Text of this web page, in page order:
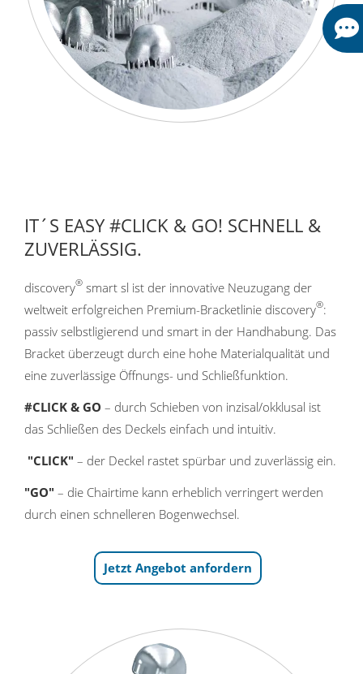
IT´S EASY #CLICK & GO! SCHNELL &
ZUVERLÄSSIG.
discovery® smart sl ist der innovative Neuzugang der
weltweit erfolgreichen Premium-Bracketlinie discovery®:
passiv selbstligierend und smart in der Handhabung. Das
Bracket überzeugt durch eine hohe Materialqualität und
eine zuverlässige Öffnungs- und Schließfunktion.
#CLICK & GO – durch Schieben von inzisal/okklusal ist
das Schließen des Deckels einfach und intuitiv.
"CLICK" – der Deckel rastet spürbar und zuverlässig ein.
"GO" – die Chairtime kann erheblich verringert werden
durch einen schnelleren Bogenwechsel.
Jetzt Angebot anfordern